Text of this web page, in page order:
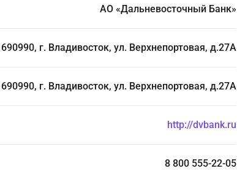
АО «Дальневосточный Банк»
690990, г. Владивосток, ул. Верхнепортовая, д.27А
690990, г. Владивосток, ул. Верхнепортовая, д.27А
http://dvbank.ru
8 800 555-22-05